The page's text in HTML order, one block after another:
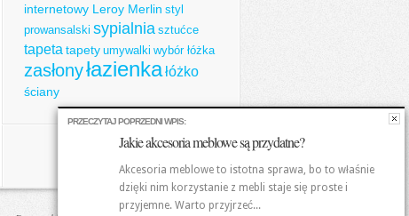
internetowy Leroy Merlin styl
prowansalski sypialnia sztućce
tapeta tapety umywalki wybór łóżka
zasłonyłazienkałóżko
ściany
PRZECZYTAJ POPRZEDNI WPIS:
Jakie akcesoria meblowe są przydatne?
Akcesoria meblowe to istotna sprawa, bo to właśnie
dzięki nim korzystanie z mebli staje się proste i
przyjemne. Warto przyjrzeć...